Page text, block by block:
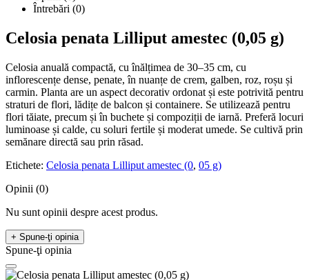
Întrebări (0)
Celosia penata Lilliput amestec (0,05 g)
Celosia anuală compactă, cu înălțimea de 30–35 cm, cu
inflorescențe dense, penate, în nuanțe de crem, galben, roz, roșu și
carmin. Planta are un aspect decorativ ordonat și este potrivită pentru
straturi de flori, lădițe de balcon și containere. Se utilizează pentru
flori tăiate, precum și în buchete și compoziții de iarnă. Preferă locuri
luminoase și calde, cu soluri fertile și moderat umede. Se cultivă prin
semănare directă sau prin răsad.
Etichete: Celosia penata Lilliput amestec (0, 05 g)
Opinii (0)
Nu sunt opinii despre acest produs.
+ Spune-ţi opinia
Spune-ţi opinia